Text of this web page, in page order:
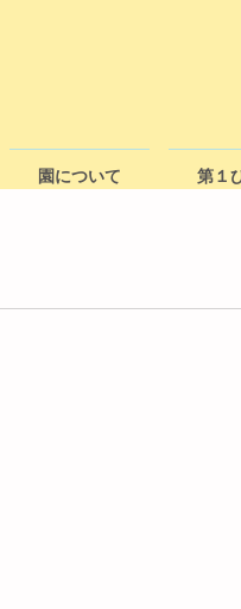
園について 第１